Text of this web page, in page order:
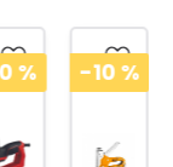
% -10 %